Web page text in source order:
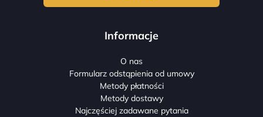
Informacje
O nas
Formularz odstąpienia od umowy
Metody płatności
Metody dostawy
Najczęściej zadawane pytania